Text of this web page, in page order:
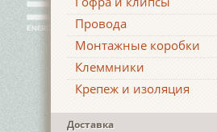
Провода
Монтажные коробки
Клеммники
Крепеж и изоляция
Доставка